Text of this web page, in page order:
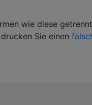
wie diese getrennt
Sie einen